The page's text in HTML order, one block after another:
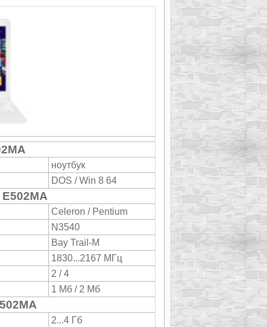
ноутбук
DOS / Win 8 64
Celeron / Pentium
N3540
Bay Trail-M
1830...2167 МГц
2 / 4
1 Мб / 2 Мб
2...4 Гб